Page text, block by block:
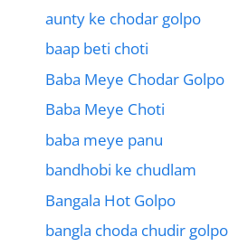
aunty ke chodar golpo
baap beti choti
Baba Meye Chodar Golpo
Baba Meye Choti
baba meye panu
bandhobi ke chudlam
Bangala Hot Golpo
bangla choda chudir golpo